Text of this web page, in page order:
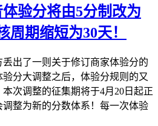
验分将由5分制改为
周期缩短为30天！
出了一则关于修订商家体验分的
分大调整之后，体验分规则的又
次调整的征集期将于4月20日起正
整为新的分数体系！每一次体验